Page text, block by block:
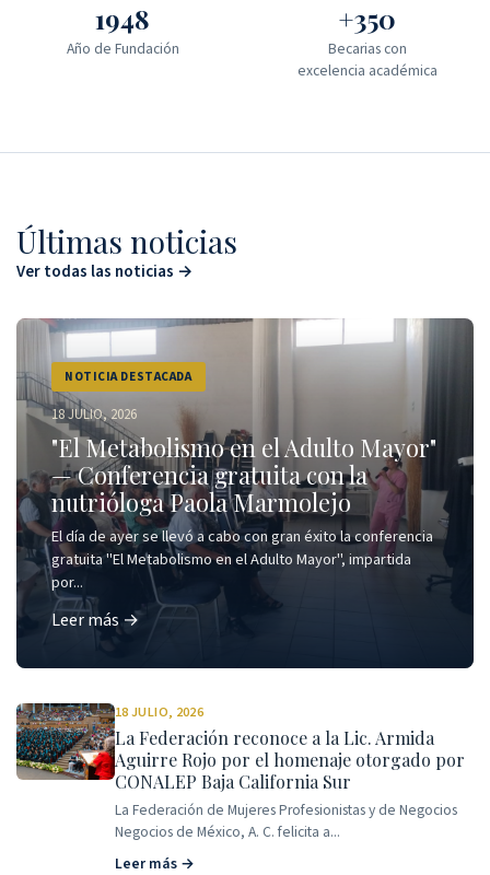
1948
Año de Fundación
+350
Becarias con
excelencia académica
Últimas noticias
Ver todas las noticias →
NOTICIA DESTACADA
18 JULIO, 2026
"El Metabolismo en el Adulto Mayor"
— Conferencia gratuita con la
nutrióloga Paola Marmolejo
El día de ayer se llevó a cabo con gran éxito la conferencia
gratuita "El Metabolismo en el Adulto Mayor", impartida
por...
Leer más →
18 JULIO, 2026
La Federación reconoce a la Lic. Armida
Aguirre Rojo por el homenaje otorgado por
CONALEP Baja California Sur
La Federación de Mujeres Profesionistas y de Negocios
Negocios de México, A. C. felicita a...
Leer más →